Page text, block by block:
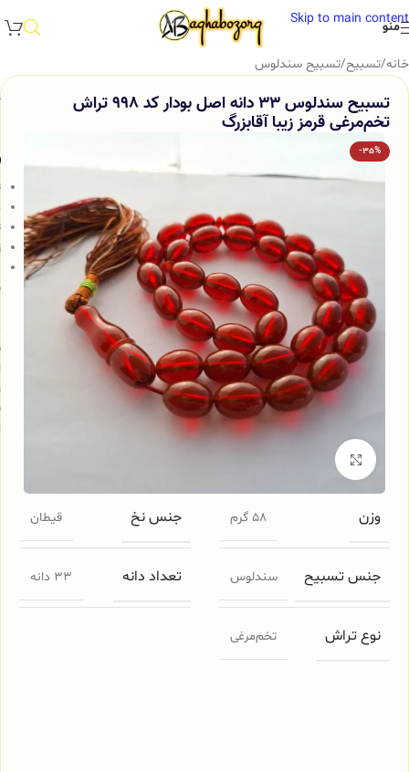
Skip to main content
منو
خانه/تسبیح/تسبیح سندلوس
تسبیح سندلوس 33 دانه اصل بودار کد 998 تراش
تخم‌مرغی قرمز زیبا آقابزرگ
-35%
برای بزرگنمایی کلیک کنید
وزن 58 گرم جنس نخ قیطان
جنس تسبیح سندلوس تعداد دانه 33 دانه
نوع تراش تخم‌مرغی